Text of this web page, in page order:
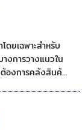
ยเฉพาะสำหรับ
งการวางแนวใน
องการคลังสินค้...